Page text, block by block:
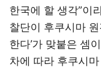
한국에 할 생각”이
찰단이 후쿠시마 원
한다’가 맞붙은 셈
차에 따라 후쿠시